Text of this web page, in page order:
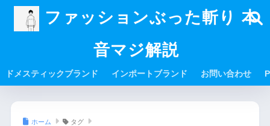
ファッションぶった斬り 本
音マジ解説
ドメスティックブランド インポートブランド お問い合わせ
ホーム タグ